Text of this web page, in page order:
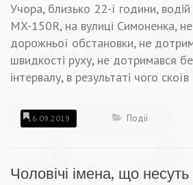
Учора, близько 22-ї години,
MX-150R, на вулиці Симоненка,
дорожньої обстановки, не
швидкості руху, не дотримався
інтервалу, в результаті чого
16.09.2019 Події
Чоловічі імена, що